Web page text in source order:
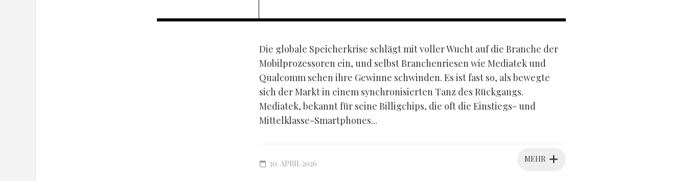
Die globale Speicherkrise schlägt mit voller Wucht auf die Branche der
Mobilprozessoren ein, und selbst Branchenriesen wie Mediatek und
Qualcomm sehen ihre Gewinne schwinden. Es ist fast so, als bewegte
sich der Markt in einem synchronisierten Tanz des Rückgangs.
Mediatek, bekannt für seine Billigchips, die oft die Einstiegs- und
Mittelklasse-Smartphones...
MEHR
30. APRIL 2026